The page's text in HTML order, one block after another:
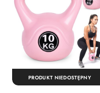
PRODUKT NIEDOSTĘPNY